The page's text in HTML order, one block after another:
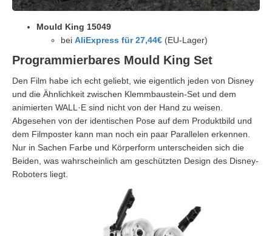
Mould King 15049
bei AliExpress für 27,44€ (EU-Lager)
Programmierbares Mould King Set
Den Film habe ich echt geliebt, wie eigentlich jeden von Disney
und die Ähnlichkeit zwischen Klemmbaustein-Set und dem
animierten WALL·E sind nicht von der Hand zu weisen.
Abgesehen von der identischen Pose auf dem Produktbild und
dem Filmposter kann man noch ein paar Parallelen erkennen.
Nur in Sachen Farbe und Körperform unterscheiden sich die
Beiden, was wahrscheinlich am geschützten Design des Disney-
Roboters liegt.